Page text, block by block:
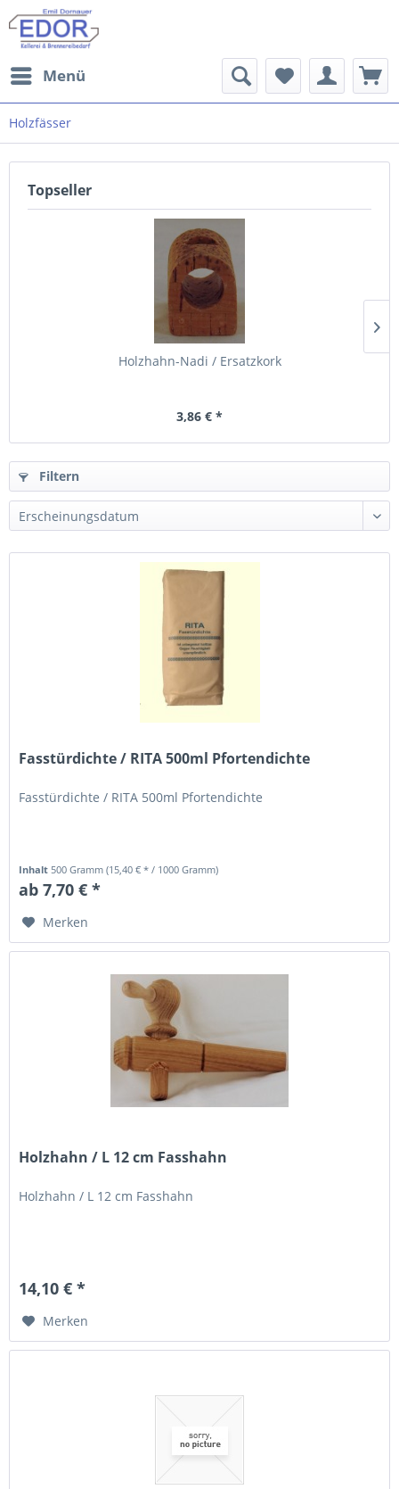
Menü
Holzfässer
Topseller
Holzhahn-Nadi / Ersatzkork
3,86 € *
Filtern
Fasstürdichte / RITA 500ml Pfortendichte
Fasstürdichte / RITA 500ml Pfortendichte
Inhalt500 Gramm(15,40 € * / 1000 Gramm)
ab 7,70 € *
Merken
Holzhahn / L 12 cm Fasshahn
Holzhahn / L 12 cm Fasshahn
14,10 € *
Merken